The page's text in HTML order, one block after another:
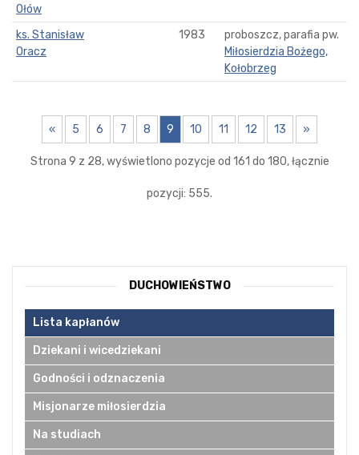
Ołów
ks. Stanisław
Oracz
1983
proboszcz, parafia pw.
Miłosierdzia Bożego,
Kołobrzeg
« 5 6 7 8 9 10 11 12 13 »
Strona 9 z 28, wyświetlono pozycje od 161 do 180, łącznie
pozycji: 555.
DUCHOWIEŃSTWO
Lista kapłanów
Dziekani i wicedziekani
Godności i odznaczenia
Misjonarze miłosierdzia
Na studiach